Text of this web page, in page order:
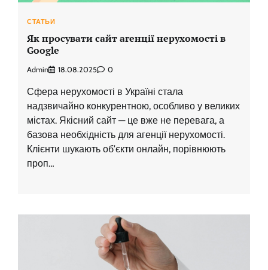
СТАТЬИ
Як просувати сайт агенції нерухомості в
Google
Admin 18.08.2025 0
Сфера нерухомості в Україні стала
надзвичайно конкурентною, особливо у великих
містах. Якісний сайт — це вже не перевага, а
базова необхідність для агенції нерухомості.
Клієнти шукають об’єкти онлайн, порівнюють
проп…